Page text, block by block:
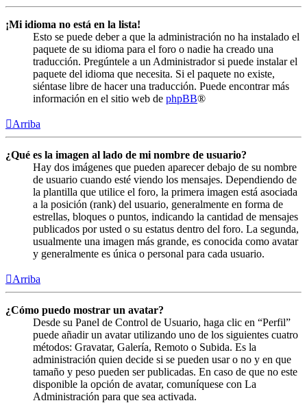
¡Mi idioma no está en la lista!
Esto se puede deber a que la administración no ha instalado el
paquete de su idioma para el foro o nadie ha creado una
traducción. Pregúntele a un Administrador si puede instalar el
paquete del idioma que necesita. Si el paquete no existe,
siéntase libre de hacer una traducción. Puede encontrar más
información en el sitio web de phpBB®
Arriba
¿Qué es la imagen al lado de mi nombre de usuario?
Hay dos imágenes que pueden aparecer debajo de su nombre
de usuario cuando esté viendo los mensajes. Dependiendo de
la plantilla que utilice el foro, la primera imagen está asociada
a la posición (rank) del usuario, generalmente en forma de
estrellas, bloques o puntos, indicando la cantidad de mensajes
publicados por usted o su estatus dentro del foro. La segunda,
usualmente una imagen más grande, es conocida como avatar
y generalmente es única o personal para cada usuario.
Arriba
¿Cómo puedo mostrar un avatar?
Desde su Panel de Control de Usuario, haga clic en “Perfil”
puede añadir un avatar utilizando uno de los siguientes cuatro
métodos: Gravatar, Galería, Remoto o Subida. Es la
administración quien decide si se pueden usar o no y en que
tamaño y peso pueden ser publicadas. En caso de que no este
disponible la opción de avatar, comuníquese con La
Administración para que sea activada.